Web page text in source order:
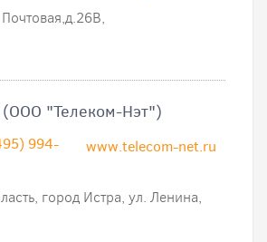
(ООО "Телеком-Нэт")
www.telecom-net.ru
994-
город Истра, ул. Ленина,